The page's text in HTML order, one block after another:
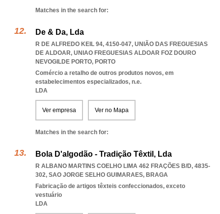
Matches in the search for:
De & Da, Lda
R DE ALFREDO KEIL 94, 4150-047, UNIÃO DAS FREGUESIAS
DE ALDOAR, UNIAO FREGUESIAS ALDOAR FOZ DOURO
NEVOGILDE PORTO, PORTO
Comércio a retalho de outros produtos novos, em
estabelecimentos especializados, n.e.
LDA
Ver empresa Ver no Mapa
Matches in the search for:
Bola D'algodão - Tradição Têxtil, Lda
R ALBANO MARTINS COELHO LIMA 462 FRAÇÕES B/D, 4835-
302, SAO JORGE SELHO GUIMARAES, BRAGA
Fabricação de artigos têxteis confeccionados, exceto
vestuário
LDA